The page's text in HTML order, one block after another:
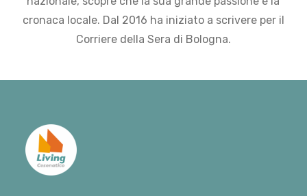
cronaca locale. Dal 2016 ha iniziato a scrivere per il
Corriere della Sera di Bologna.